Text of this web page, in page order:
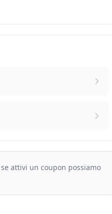
attivi un coupon possiamo